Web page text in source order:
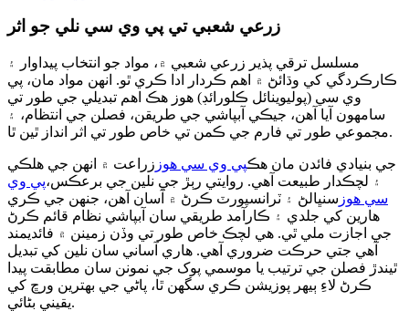
زرعي شعبي تي پي وي سي نلي جو اثر
مسلسل ترقي پذير زرعي شعبي ۾، مواد جو انتخاب پيداوار ۽
ڪارڪردگي کي وڌائڻ ۾ اهم ڪردار ادا ڪري ٿو. انهن مواد مان، پي
وي سي (پوليوينائل ڪلورائڊ) هوز هڪ اهم تبديلي جي طور تي
سامهون آيا آهن، جيڪي آبپاشي جي طريقن، فصلن جي انتظام، ۽
مجموعي طور تي فارم جي ڪمن تي خاص طور تي اثر انداز ٿين ٿا.
جي بنيادي فائدن مان هڪپي وي سي هوز زراعت ۾ انهن جي هلڪي
۽ لچڪدار طبيعت آهي. روايتي رٻڙ جي نلين جي برعڪس،پي وي
سي هوز سنڀالڻ ۽ ٽرانسپورٽ ڪرڻ ۾ آسان آهن، جنهن جي ڪري
هارين کي جلدي ۽ ڪارآمد طريقي سان آبپاشي نظام قائم ڪرڻ
جي اجازت ملي ٿي. هي لچڪ خاص طور تي وڏن زمينن ۾ فائديمند
آهي جتي حرڪت ضروري آهي. هاري آساني سان نلين کي تبديل
ٿيندڙ فصلن جي ترتيب يا موسمي پوک جي نمونن سان مطابقت پيدا
ڪرڻ لاءِ ٻيهر پوزيشن ڪري سگهن ٿا، پاڻي جي بهترين ورڇ کي
يقيني بڻائي.